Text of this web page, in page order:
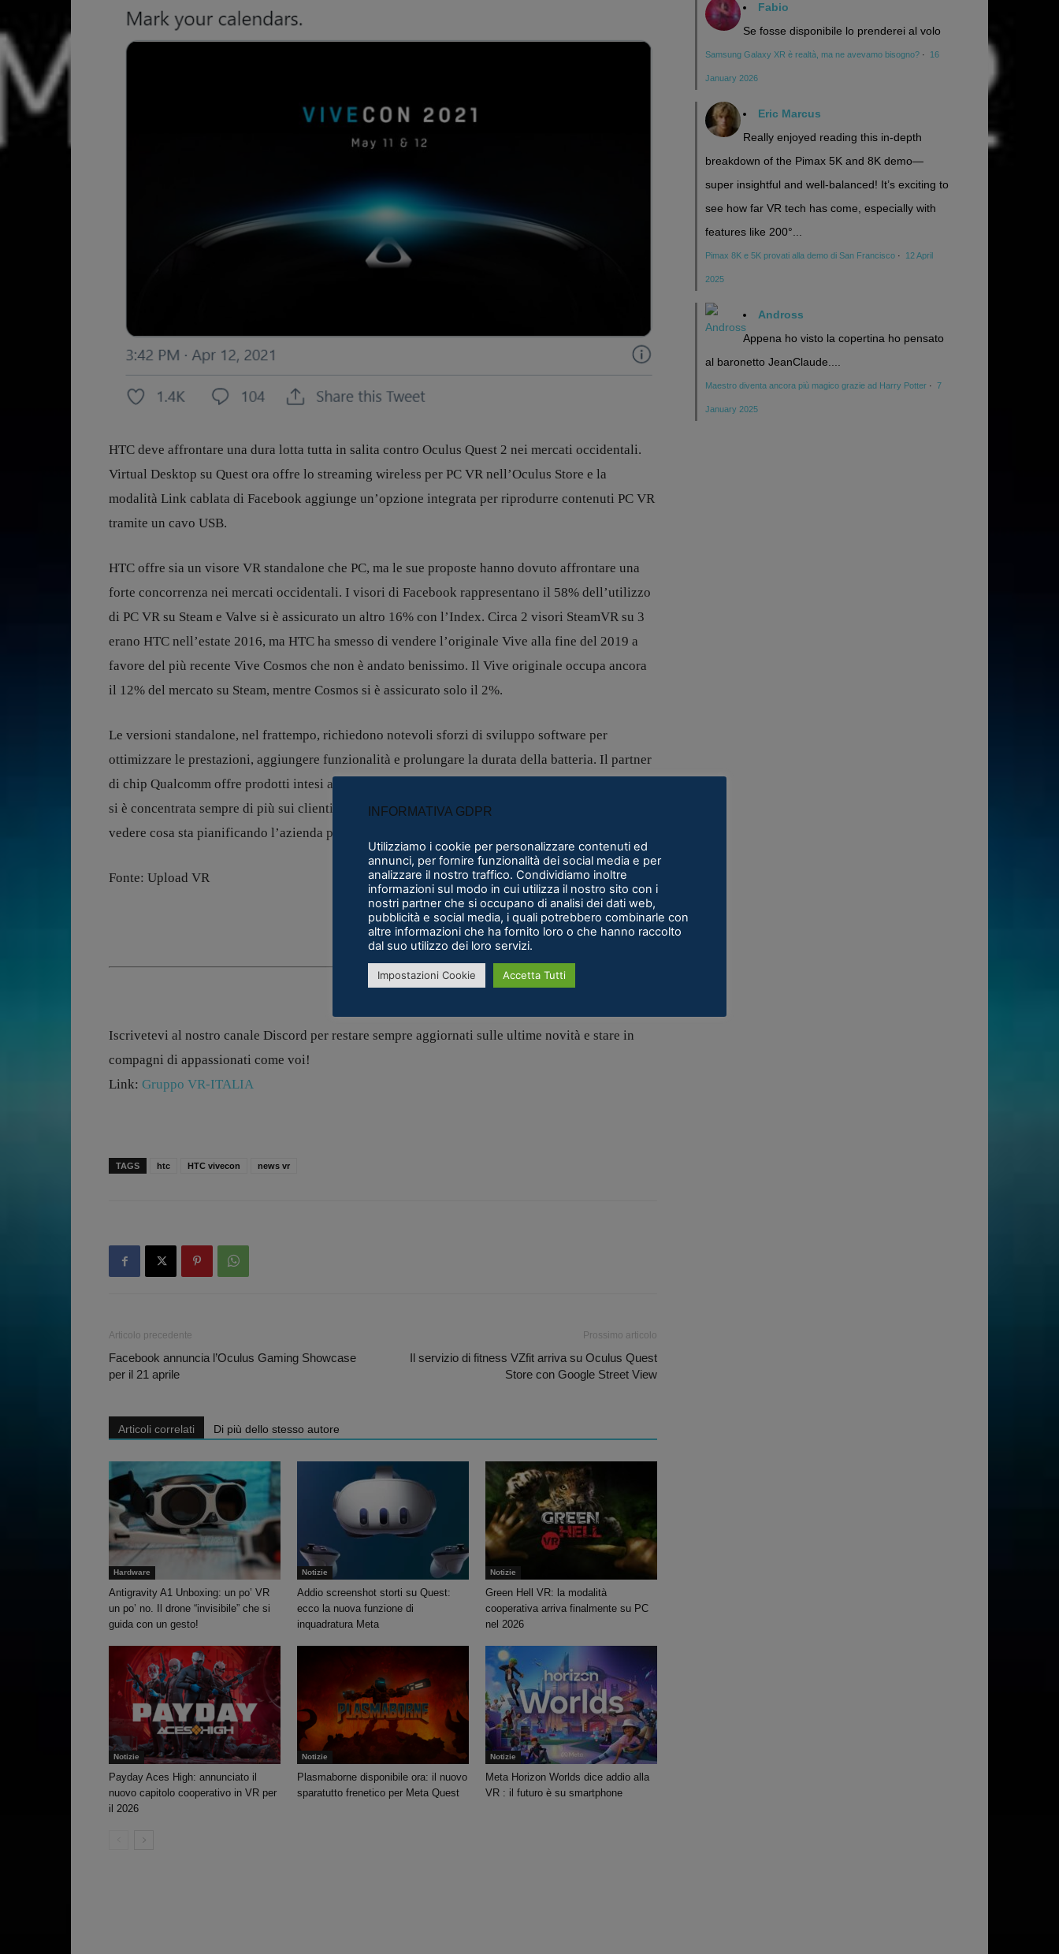
HTC deve affrontare una dura lotta tutta in salita contro Oculus Quest 2 nei mercati occidentali.
Virtual Desktop su Quest ora offre lo streaming wireless per PC VR nell’Oculus Store e la
modalità Link cablata di Facebook aggiunge un’opzione integrata per riprodurre contenuti PC VR
tramite un cavo USB.
HTC offre sia un visore VR standalone che PC, ma le sue proposte hanno dovuto affrontare una
forte concorrenza nei mercati occidentali. I visori di Facebook rappresentano il 58% dell’utilizzo
di PC VR su Steam e Valve si è assicurato un altro 16% con l’Index. Circa 2 visori SteamVR su 3
erano HTC nell’estate 2016, ma HTC ha smesso di vendere l’originale Vive alla fine del 2019 a
favore del più recente Vive Cosmos che non è andato benissimo. Il Vive originale occupa ancora
il 12% del mercato su Steam, mentre Cosmos si è assicurato solo il 2%.
Le versioni standalone, nel frattempo, richiedono notevoli sforzi di sviluppo software per
ottimizzare le prestazioni, aggiungere funzionalità e prolungare la durata della batteria. Il partner
di chip Qualcomm offre prodotti intesi ad aiutare i produttori ad accelerare il time-to-market. HTC
si è concentrata sempre di più sui clienti e mercati business nel corso degli anni e siamo curiosi di
vedere cosa sta pianificando l’azienda per il futuro.
Fonte: Upload VR
Iscrivetevi al nostro canale Discord per restare sempre aggiornati sulle ultime novità e stare in
compagni di appassionati come voi!
Link: Gruppo VR-ITALIA
TAGS htc HTC vivecon news vr
Articolo precedente
Facebook annuncia l’Oculus Gaming Showcase
per il 21 aprile
Prossimo articolo
Il servizio di fitness VZfit arriva su Oculus Quest
Store con Google Street View
Articoli correlati Di più dello stesso autore
Hardware
Antigravity A1 Unboxing: un po’ VR
un po’ no. Il drone “invisibile” che si
guida con un gesto!
Notizie
Addio screenshot storti su Quest:
ecco la nuova funzione di
inquadratura Meta
Notizie
Green Hell VR: la modalità
cooperativa arriva finalmente su PC
nel 2026
Notizie
Payday Aces High: annunciato il
nuovo capitolo cooperativo in VR per
il 2026
Notizie
Plasmaborne disponibile ora: il nuovo
sparatutto frenetico per Meta Quest
Notizie
Meta Horizon Worlds dice addio alla
VR : il futuro è su smartphone
Fabio
Se fosse disponibile lo prenderei al volo
Samsung Galaxy XR è realtà, ma ne avevamo bisogno? · 16
January 2026
Eric Marcus
Really enjoyed reading this in-depth
breakdown of the Pimax 5K and 8K demo—
super insightful and well-balanced! It’s exciting to
see how far VR tech has come, especially with
features like 200°...
Pimax 8K e 5K provati alla demo di San Francisco · 12 April
2025
Andross
Appena ho visto la copertina ho pensato
al baronetto JeanClaude....
Maestro diventa ancora più magico grazie ad Harry Potter · 7
January 2025
INFORMATIVA GDPR
Utilizziamo i cookie per personalizzare contenuti ed
annunci, per fornire funzionalità dei social media e per
analizzare il nostro traffico. Condividiamo inoltre
informazioni sul modo in cui utilizza il nostro sito con i
nostri partner che si occupano di analisi dei dati web,
pubblicità e social media, i quali potrebbero combinarle con
altre informazioni che ha fornito loro o che hanno raccolto
dal suo utilizzo dei loro servizi.
Impostazioni Cookie Accetta Tutti